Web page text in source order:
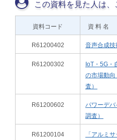
この資料を見た人は
資料コード 資 料 名
R61200402 音声合成技
R61200302
IoT・5G・
の市場動
査）
R61200602
パワーデバ
調査）
R61200104
「アルミ